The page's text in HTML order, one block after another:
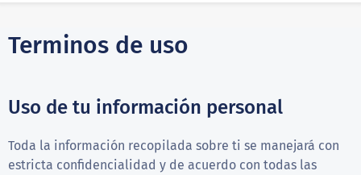
Terminos de uso
Uso de tu información personal
Toda la información recopilada sobre ti se manejará con
estricta confidencialidad y de acuerdo con todas las